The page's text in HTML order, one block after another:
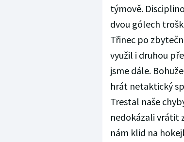
týmově.
dvou gólech
Třinec po
využil i druhou
jsme dále.
hrát netaktický
Trestal naše
nedokázali vrátit
nám klid na